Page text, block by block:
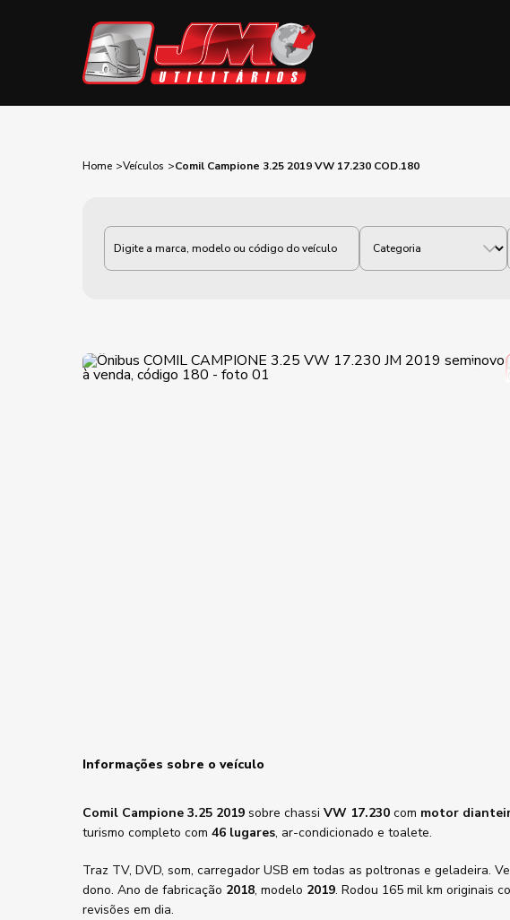
Home Veículos Comil Campione 3.25 2019 VW 17.230 COD.180
Categoria
Informações sobre o veículo
Comil Campione 3.25 2019 sobre chassi VW 17.230 com motor
turismo completo com 46 lugares, ar-condicionado e toalete.
Traz TV, DVD, som, carregador USB em todas as poltronas e geladeira.
dono. Ano de fabricação 2018, modelo 2019. Rodou 165 mil km originais
revisões em dia.